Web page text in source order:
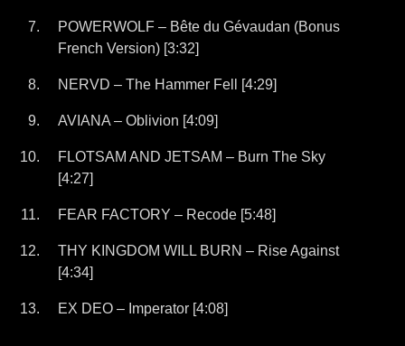
POWERWOLF – Bête du Gévaudan (Bonus
French Version) [3:32]
NERVD – The Hammer Fell [4:29]
AVIANA – Oblivion [4:09]
FLOTSAM AND JETSAM – Burn The Sky
[4:27]
FEAR FACTORY – Recode [5:48]
THY KINGDOM WILL BURN – Rise Against
[4:34]
EX DEO – Imperator [4:08]